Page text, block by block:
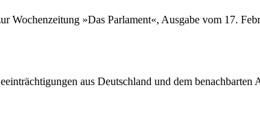
Wochenzeitung »Das Parlament«, Ausgabe vom 17.
aus Deutschland und dem benachbarten